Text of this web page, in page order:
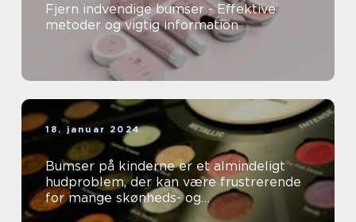
Fjern indvendige bumser - Effektive
metoder og vigtig information
18. januar 2024
Bumser på kinderne er et almindeligt
hudproblem, der kan være frustrerende
for mange skønheds- og
kosmetikforbrugere